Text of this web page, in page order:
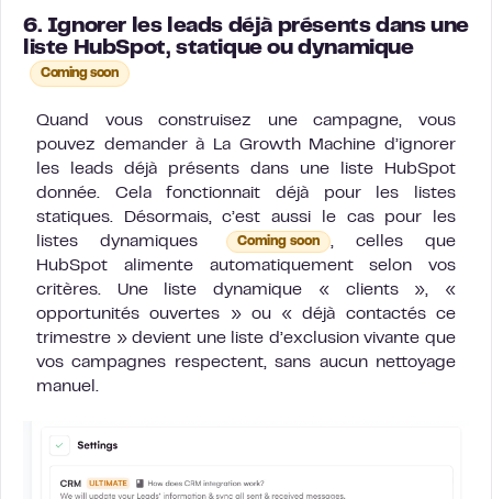
6. Ignorer les leads déjà présents dans une
liste HubSpot, statique ou dynamique
Coming soon
Quand vous construisez une campagne, vous
pouvez demander à La Growth Machine d’ignorer
les leads déjà présents dans une liste HubSpot
donnée. Cela fonctionnait déjà pour les listes
statiques. Désormais, c’est aussi le cas pour les
listes dynamiques
Coming soon
, celles que
HubSpot alimente automatiquement selon vos
critères. Une liste dynamique « clients », «
opportunités ouvertes » ou « déjà contactés ce
trimestre » devient une liste d’exclusion vivante que
vos campagnes respectent, sans aucun nettoyage
manuel.